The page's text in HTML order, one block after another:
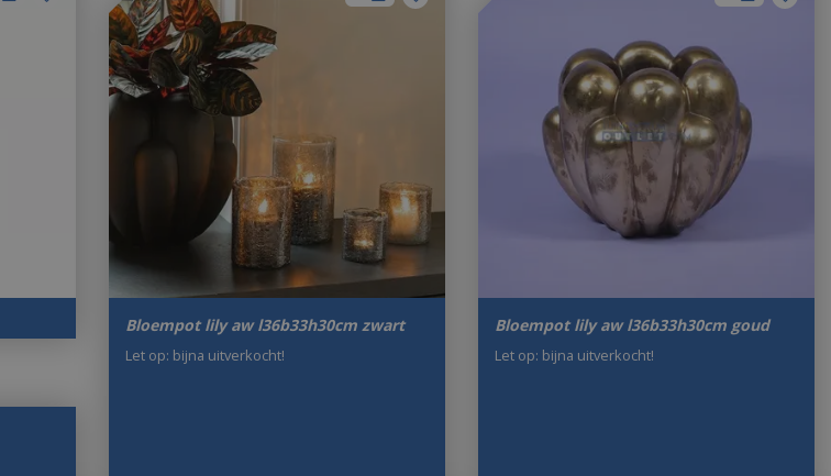
Bloempot lily aw l36b33h30cm zwart
Let op: bijna uitverkocht!
Bloempot lily aw l36b33h30cm goud
Let op: bijna uitverkocht!